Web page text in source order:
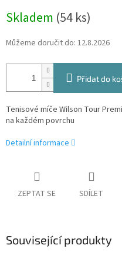
cena:
Skladem (54 ks)
Můžeme doručit do: 12.8.2026
Přidat do
Tenisové míče Wilson Tour
na každém povrchu
Detailní informace
ZEPTAT SE SDÍLET
Související produkty